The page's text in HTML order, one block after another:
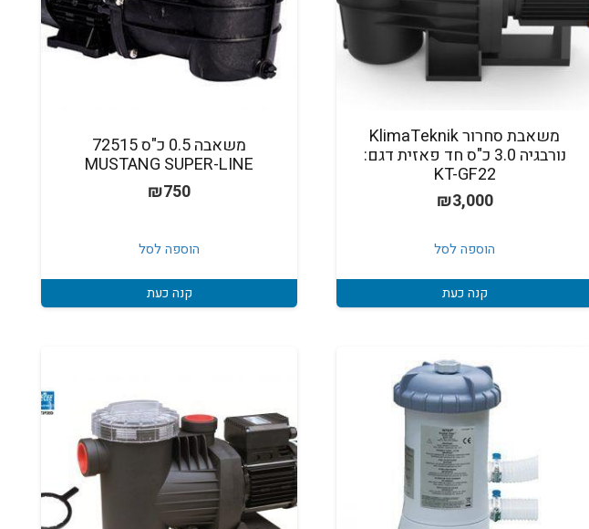
משאבת סחרור KlimaTeknik
נורבגיה 3.0 כ"ס חד פאזית דגם:
KT-GF22
₪3,000
הוספה לסל
קנה כעת
משאבה 0.5 כ"ס 72515
MUSTANG SUPER-LINE
₪750
הוספה לסל
קנה כעת